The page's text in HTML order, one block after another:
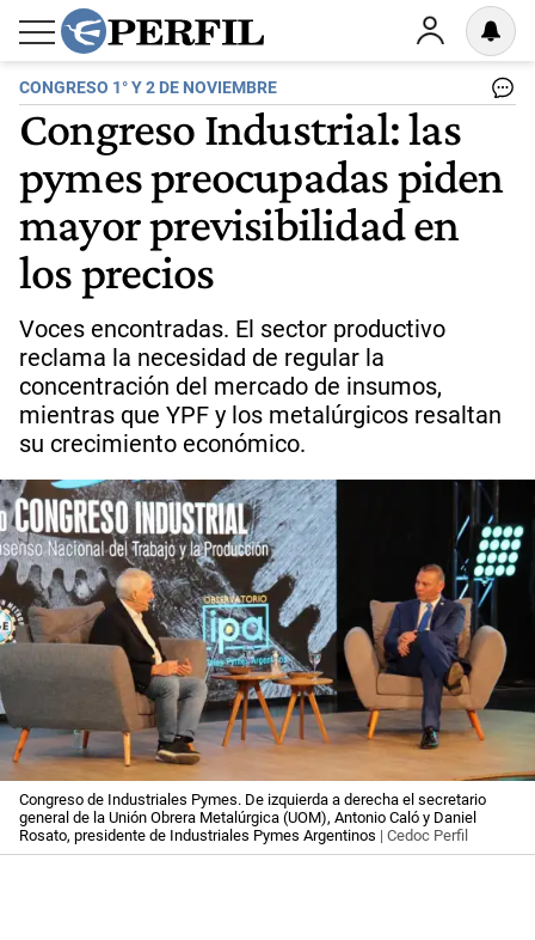
CONGRESO 1° Y 2 DE NOVIEMBRE
Congreso Industrial: las
pymes preocupadas piden
mayor previsibilidad en
los precios
Voces encontradas. El sector productivo
reclama la necesidad de regular la
concentración del mercado de insumos,
mientras que YPF y los metalúrgicos resaltan
su crecimiento económico.
Congreso de Industriales Pymes. De izquierda a derecha el secretario
general de la Unión Obrera Metalúrgica (UOM), Antonio Caló y Daniel
Rosato, presidente de Industriales Pymes Argentinos | Cedoc Perfil